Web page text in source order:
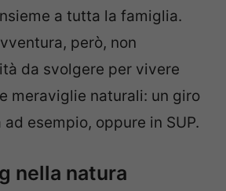
a tutta la famiglia.
però, non
da svolgere per vivere
meraviglie naturali: un giro
esempio, oppure in SUP.
nella natura